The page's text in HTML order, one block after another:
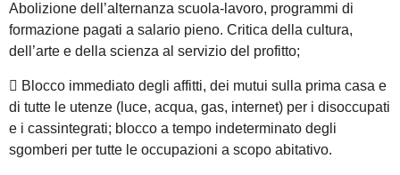
Abolizione dell’alternanza scuola-lavoro, programmi di
formazione pagati a salario pieno. Critica della cultura,
dell’arte e della scienza al servizio del profitto;
 Blocco immediato degli affitti, dei mutui sulla prima casa e
di tutte le utenze (luce, acqua, gas, internet) per i disoccupati
e i cassintegrati; blocco a tempo indeterminato degli
sgomberi per tutte le occupazioni a scopo abitativo.